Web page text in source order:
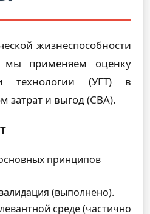
жизнеспособности
мы применяем оценку
технологии (УГТ) в
затрат и выгод (CBA).
принципов
(выполнено).
среде (частично